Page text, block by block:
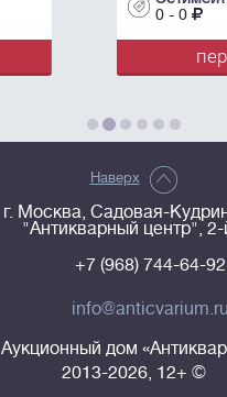
перейти к лоту
Наверх
г. Москва, Садовая-
"Антикварный центр",
+7 (968) 744-64-92
info@anticvarium.ru
Аукционный дом
2013-2026, 12+ ©